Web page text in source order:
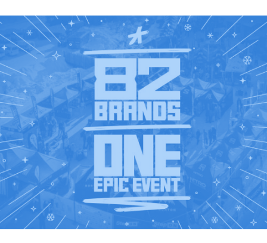
presenti al SHOPS 1
TRY 2026!👉 Scopri tutti i brand
partecipanti nella Brandlist aggiornata.